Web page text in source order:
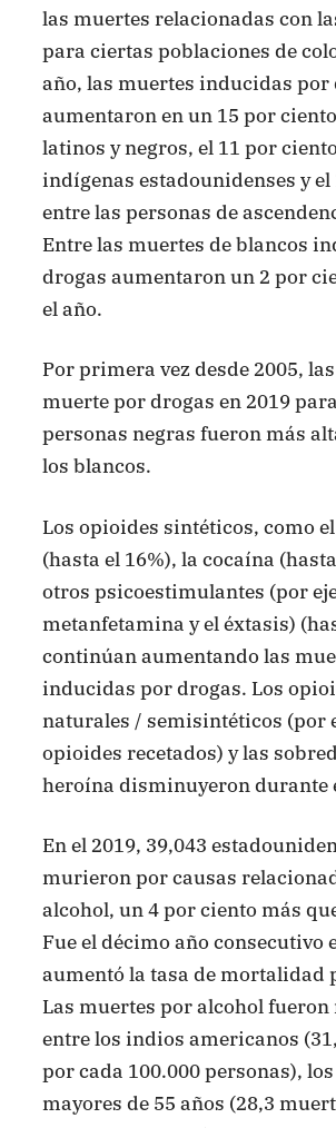
las muertes relacionadas con
para ciertas poblaciones de
año, las muertes inducidas por
aumentaron en un 15 por
latinos y negros, el 11 por
indígenas estadounidenses y
entre las personas de
Entre las muertes de blancos
drogas aumentaron un 2 por
el año.
Por primera vez desde 2005,
muerte por drogas en 2019
personas negras fueron más
los blancos.
Los opioides sintéticos, como
(hasta el 16%), la cocaína
otros psicoestimulantes (por
metanfetamina y el éxtasis)
continúan aumentando las
inducidas por drogas. Los
naturales / semisintéticos (por
opioides recetados) y las
heroína disminuyeron durante
En el 2019, 39,043
murieron por causas
alcohol, un 4 por ciento más
Fue el décimo año consecutivo
aumentó la tasa de mortalidad
Las muertes por alcohol fueron
entre los indios americanos
por cada 100.000 personas),
mayores de 55 años (28,3